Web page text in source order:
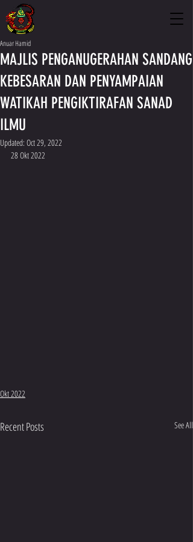
MAJLIS PENGANUGERAHAN SANDANG
KEBESARAN DAN PENYAMPAIAN
WATIKAH PENGIKTIRAFAN SANAD
ILMU
Anuar Hamid
Updated: Oct 29, 2022
28 Okt 2022
Okt 2022
Recent Posts See All